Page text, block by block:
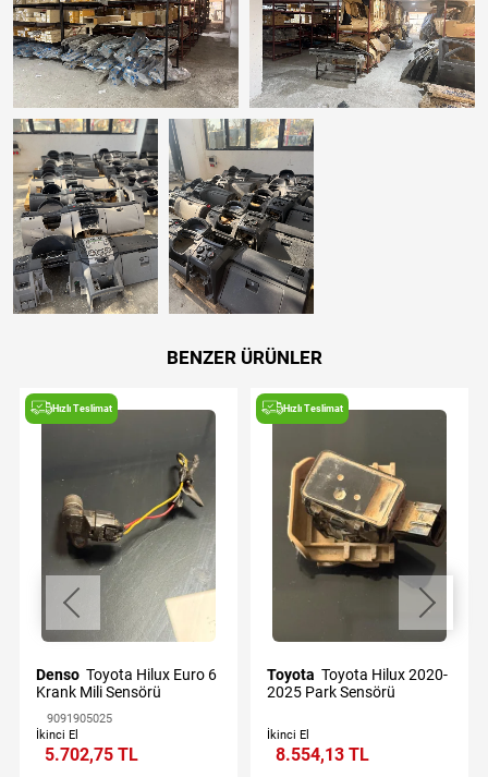
BENZER ÜRÜNLER
Hızlı Teslimat
Denso Toyota Hilux Euro 6
Krank Mili Sensörü
9091905025
İkinci El
5.702,75 TL
Hızlı Teslimat
Toyota
2025 Park Sensörü
İkinci El
8.554,13 TL